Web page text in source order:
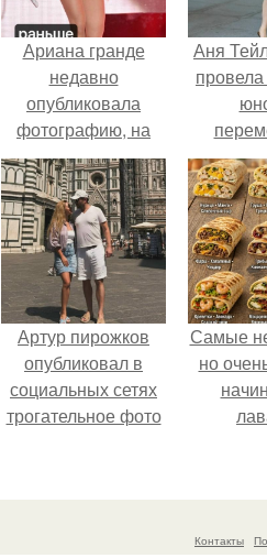
Ариана гранде
недавно
опубликовала
фотографию, на
которой она
запечатлена вместе
с одной из своих
поклонниц.
Аня
провела
Артур пирожков
опубликовал в
социальных сетях
трогательное фото
сделанное во
Самые
но
Контакты